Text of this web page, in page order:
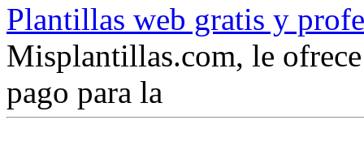
Plantillas web gratis y
Misplantillas.com, le
pago para la